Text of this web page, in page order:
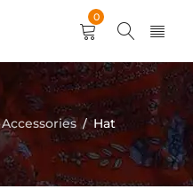
0
Accessories / Hat